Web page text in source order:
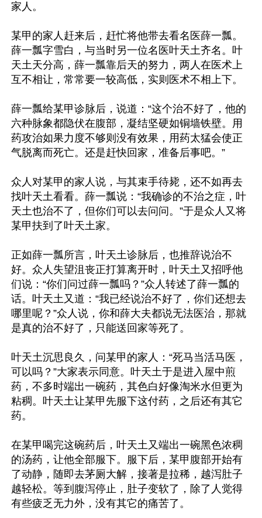
家人。
某甲的家人赶来后，赶忙将他带去看名医薛一瓢。
薛一瓢字雪白，与当时另一位名医叶天土齐名。叶
天土天分高，薛一瓢靠后天的努力，两人在医术上
互不相让，常常要一较高低，实则医术不相上下。
薛一瓢给某甲诊脉后，说道：“这个治不好了，他的
六种脉象都隐伏在腹部，凝结坚硬如铜墙铁壁。用
药攻治如果力度不够则没有效果，用药太猛会使正
气脱离而死亡。还是赶快回家，准备后事吧。”
众人对某甲的家人说，与其束手待毙，还不如再去
找叶天土看看。薛一瓢说：“我确诊的不治之症，叶
天土也治不了，但你们可以去问问。”于是众人又将
某甲扶到了叶天土家。
正如薛一瓢所言，叶天土诊脉后，也推辞说治不
好。众人失望沮丧正打算离开时，叶天土又招呼他
们说：“你们问过薛一瓢吗？”众人转述了薛一瓢的
话。叶天土又道：“我已经说治不好了，你们还想去
哪里呢？”众人说，你和薛大夫都说无法医治，那就
是真的治不好了，只能送回家等死了。
叶天土沉思良久，问某甲的家人：“死马当活马医，
可以吗？”大家表示同意。叶天土于是进入屋中煎
药，不多时端出一碗药，其色白好像淘米水但更为
粘稠。叶天土让某甲先服下这付药，之后还有其它
药。
在某甲喝完这碗药后，叶天土又端出一碗黑色浓稠
的汤药，让他全部服下。服下后，某甲腹部开始有
了动静，随即去茅厕大解，接著是拉稀，越泻肚子
越轻松。等到腹泻停止，肚子变软了，除了人觉得
有些疲乏无力外，没有其它的痛苦了。